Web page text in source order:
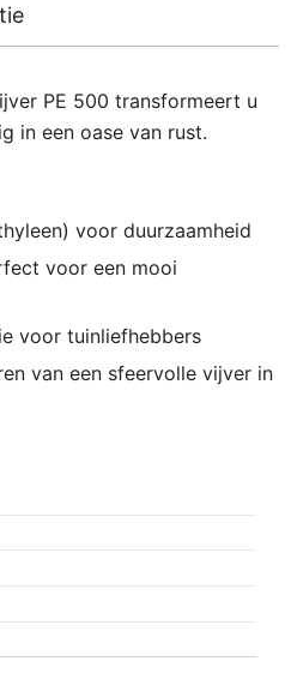
PE 500 transformeert u
in een oase van rust.
voor duurzaamheid
voor een mooi
voor tuinliefhebbers
van een sfeervolle vijver in